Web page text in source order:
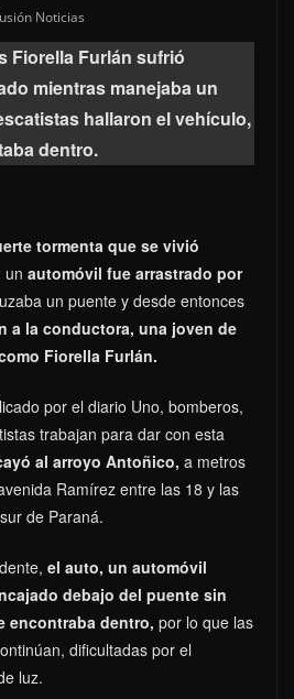
Noticias
Fiorella Furlán sufrió
mientras manejaba un
hallaron el vehículo,
dentro.
tormenta que se vivió
un automóvil fue arrastrado por
un puente y desde entonces
a la conductora, una joven de
Fiorella Furlán.
por el diario Uno, bomberos,
trabajan para dar con esta
al arroyo Antoñico, a metros
Ramírez entre las 18 y las
de Paraná.
el auto, un automóvil
debajo del puente sin
encontraba dentro, por lo que las
dificultadas por el
luz.